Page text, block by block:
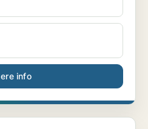
info
design of future gr...